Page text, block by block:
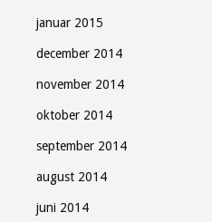
januar 2015
december 2014
november 2014
oktober 2014
september 2014
august 2014
juni 2014